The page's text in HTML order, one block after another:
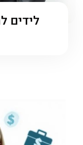
לידים